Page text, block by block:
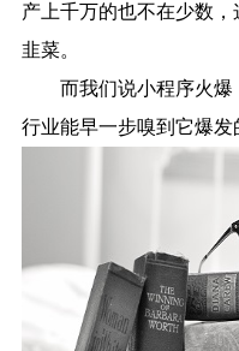
产上千万的也不在少数
韭菜。
而我们说小程序火
行业能早一步嗅到它爆发